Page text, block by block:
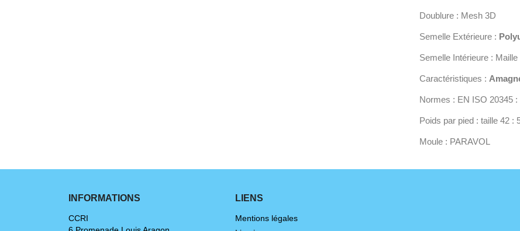
Doublure : Mesh 3D
Semelle Extérieure :
Semelle Intérieure :
Caractéristiques :
Normes : EN ISO 20345 :
Poids par pied : taille 42 :
Moule : PARAVOL
INFORMATIONS
CCRI
LIENS
Mentions légales